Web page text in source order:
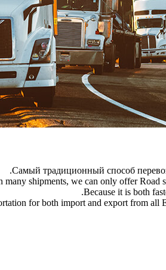
Самый традиционный способ
many shipments, we can only offer Road
Because it is both
for both import and export from all